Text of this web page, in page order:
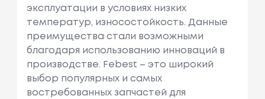
эксплуатации в условиях низких
температур, износостойкость. Данные
преимущества стали возможными
благодаря использованию инноваций в
производстве. Febest – это широкий
выбор популярных и самых
востребованных запчастей для